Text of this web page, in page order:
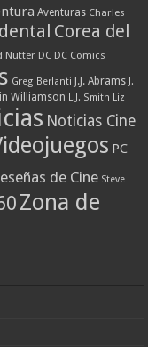
Aventuras Charles
Corea del
Nutter DC DC Comics
Greg Berlanti J.J. Abrams J.
Williamson L.J. Smith Liz
Noticias Cine
PC
de Cine Steve
Zona de